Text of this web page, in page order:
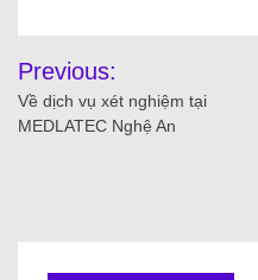
Previous:
Về dịch vụ xét nghiệm tại
MEDLATEC Nghệ An